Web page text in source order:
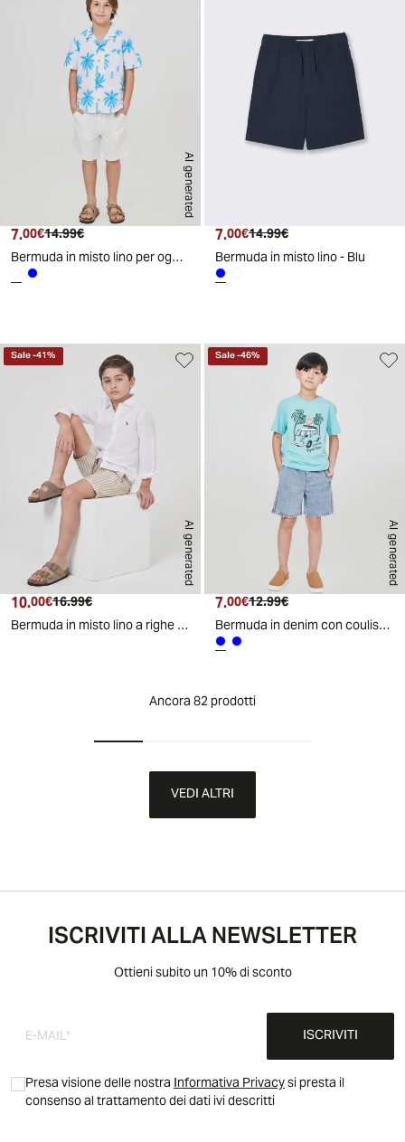
AI generated
Prezzo attuale
7.00€ Prezzo originale
14.99€
Bermuda in misto lino per ogni occasione - Crema
Prezzo attuale
7.00€ Prezzo originale
14.99€
Bermuda in misto lino - Blu
AI generated
Sale-41%
Prezzo attuale
10.00€ Prezzo originale
16.99€
Bermuda in misto lino a righe casual - Righe
AI generated
Sale-46%
Prezzo attuale
7.00€ Prezzo originale
12.99€
Bermuda in denim con coulisse e lacci - Denim chiaro
Ancora 82 prodotti
VEDI ALTRI
ISCRIVITI ALLA NEWSLETTER
Ottieni subito un 10% di sconto
ISCRIVITI
Presa visione delle nostraInformativa Privacysi presta il
consenso al trattamento dei dati ivi descritti